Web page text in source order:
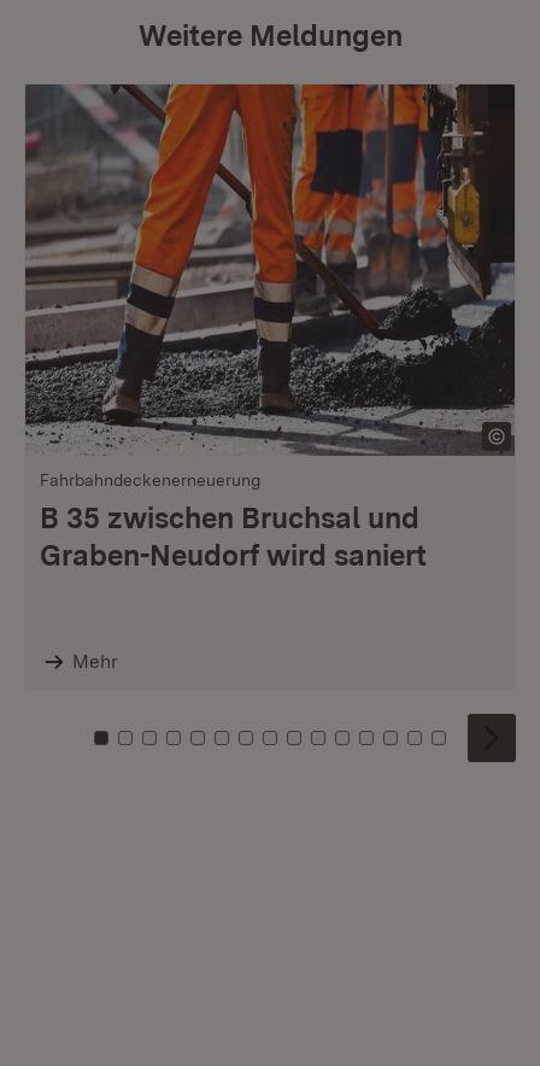
Weitere Meldungen
Fahrbahndeckenerneuerung
B 35 zwischen Bruchsal und
Graben-Neudorf wird saniert
Mehr
Zu Kachel: 0
Zu Kachel: 1
Zu Kachel: 2
Zu Kachel: 3
Zu Kachel: 4
Zu Kachel: 5
Zu Kachel: 6
Zu Kachel: 7
Zu Kachel: 8
Zu Kachel: 9
Zu Kachel: 10
Zu Kachel: 11
Zu Kachel: 12
Zu Kachel:
Zu